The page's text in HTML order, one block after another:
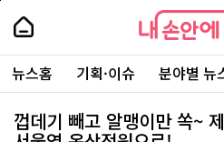
본
로
가
내
손
안
에
서
울
-
서
내
손
에
울
주
요
서
뉴스홈 기획·이슈 분야별 뉴
껍데기 빼고 알맹이만 쏙~
페
상
단
로